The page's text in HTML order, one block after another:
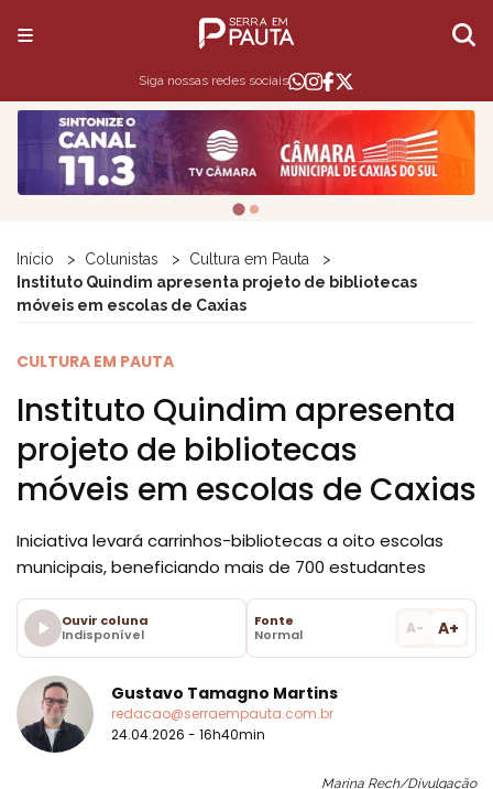
Siga nossas redes sociais
Início Colunistas
Cultura em Pauta
Instituto Quindim apresenta projeto de bibliotecas
móveis em escolas de Caxias
CULTURA EM PAUTA
Instituto Quindim apresenta
projeto de bibliotecas
móveis em escolas de Caxias
Iniciativa levará carrinhos-bibliotecas a oito escolas
municipais, beneficiando mais de 700 estudantes
Ouvir coluna
Indisponível
Fonte
Normal
A- A+
Gustavo Tamagno Martins
redacao@serraempauta.com.br
24.04.2026 - 16h40min
Marina Rech/Divulgação